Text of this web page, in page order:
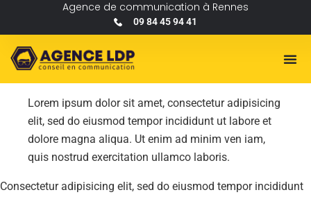
Agence de communication à Rennes
09 84 45 94 41
Lorem ipsum dolor sit amet, consectetur adipisicing
elit, sed do eiusmod tempor incididunt ut labore et
dolore magna aliqua. Ut enim ad minim ven iam,
quis nostrud exercitation ullamco laboris.
Consectetur adipisicing elit, sed do eiusmod tempor incididunt